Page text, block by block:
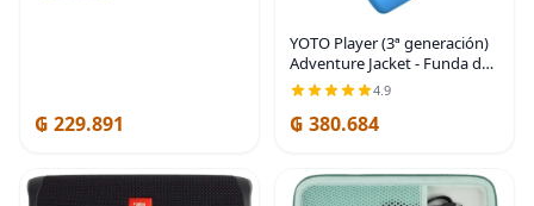
₲ 229.891
YOTO Player (3ª generación)
Adventure Jacket - Funda de
silicona Blue Bird, a partir de
3 años | Kids audio player
protective silicone cover |
4.9
₲ 380.684